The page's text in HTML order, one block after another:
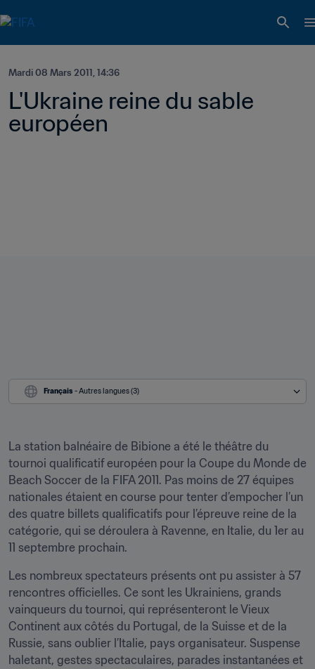
Mardi 08 Mars 2011, 14:36
L'Ukraine reine du sable
européen
Français - Autres langues (3)
La station balnéaire de Bibione a été le théâtre du
tournoi qualificatif européen pour la Coupe du Monde de
Beach Soccer de la FIFA 2011. Pas moins de 27 équipes
nationales étaient en course pour tenter d’empocher l’un
des quatre billets qualificatifs pour l’épreuve reine de la
catégorie, qui se déroulera à Ravenne, en Italie, du 1er au
11 septembre prochain.
Les nombreux spectateurs présents ont pu assister à 57
rencontres officielles. Ce sont les Ukrainiens, grands
vainqueurs du tournoi, qui représenteront le Vieux
Continent aux côtés du Portugal, de la Suisse et de la
Russie, sans oublier l’Italie, pays organisateur. Suspense
haletant, gestes spectaculaires, parades instantanées et